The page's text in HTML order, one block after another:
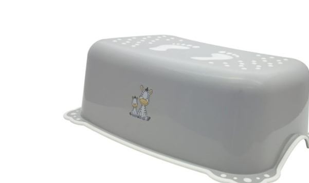
Logga in
Bli medlem i Club Miixi
Glömt ditt lösenord?
Ansök om att bli B2B-kund